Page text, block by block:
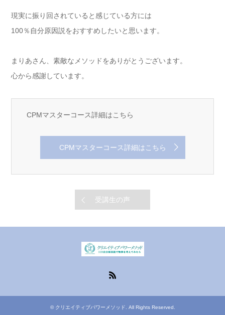
現実に振り回されていると感じている方には
100％自分原因説をおすすめしたいと思います。
まりあさん、素敵なメソッドをありがとうございます。
心から感謝しています。
CPMマスターコース詳細はこちら
CPMマスターコース詳細はこちら
受講生の声
© クリエイティブパワーメソッド . All Rights Reserved.